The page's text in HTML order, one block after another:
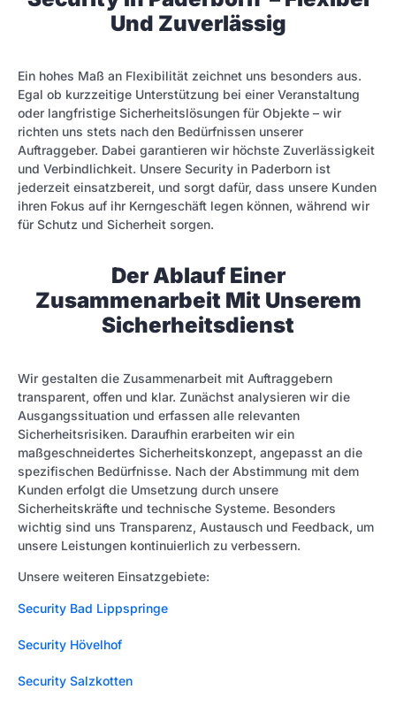
Und Zuverlässig
Ein hohes Maß an Flexibilität zeichnet uns besonders aus.
Egal ob kurzzeitige Unterstützung bei einer Veranstaltung
oder langfristige Sicherheitslösungen für Objekte – wir
richten uns stets nach den Bedürfnissen unserer
Auftraggeber. Dabei garantieren wir höchste Zuverlässigkeit
und Verbindlichkeit. Unsere Security in Paderborn ist
jederzeit einsatzbereit, und sorgt dafür, dass unsere Kunden
ihren Fokus auf ihr Kerngeschäft legen können, während wir
für Schutz und Sicherheit sorgen.
Der Ablauf Einer
Zusammenarbeit Mit Unserem
Sicherheitsdienst
Wir gestalten die Zusammenarbeit mit Auftraggebern
transparent, offen und klar. Zunächst analysieren wir die
Ausgangssituation und erfassen alle relevanten
Sicherheitsrisiken. Daraufhin erarbeiten wir ein
maßgeschneidertes Sicherheitskonzept, angepasst an die
spezifischen Bedürfnisse. Nach der Abstimmung mit dem
Kunden erfolgt die Umsetzung durch unsere
Sicherheitskräfte und technische Systeme. Besonders
wichtig sind uns Transparenz, Austausch und Feedback, um
unsere Leistungen kontinuierlich zu verbessern.
Unsere weiteren Einsatzgebiete:
Security Bad Lippspringe
Security Hövelhof
Security Salzkotten